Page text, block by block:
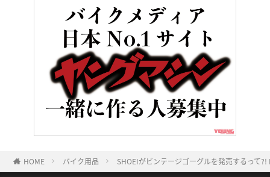
HOME バイク用品 SHOEIがビンテージゴーグルを発売するって